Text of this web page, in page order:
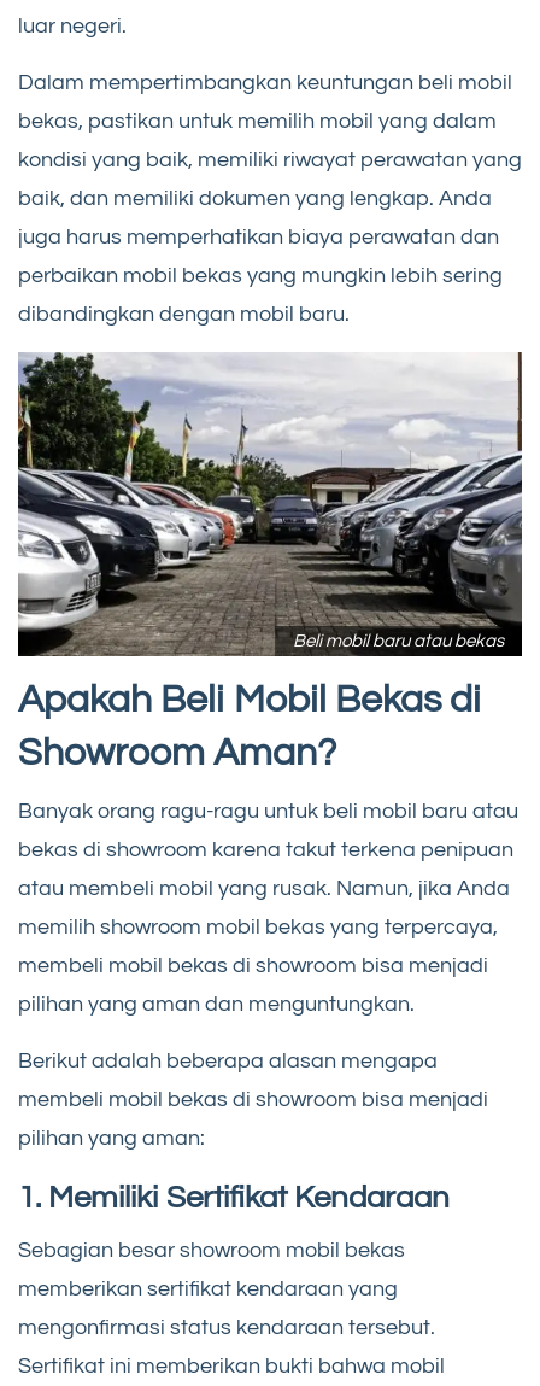
luar negeri.
Dalam mempertimbangkan keuntungan beli mobil
bekas, pastikan untuk memilih mobil yang dalam
kondisi yang baik, memiliki riwayat perawatan yang
baik, dan memiliki dokumen yang lengkap. Anda
juga harus memperhatikan biaya perawatan dan
perbaikan mobil bekas yang mungkin lebih sering
dibandingkan dengan mobil baru.
Beli mobil baru atau bekas
Apakah Beli Mobil Bekas di
Showroom Aman?
Banyak orang ragu-ragu untuk beli mobil baru atau
bekas di showroom karena takut terkena penipuan
atau membeli mobil yang rusak. Namun, jika Anda
memilih showroom mobil bekas yang terpercaya,
membeli mobil bekas di showroom bisa menjadi
pilihan yang aman dan menguntungkan.
Berikut adalah beberapa alasan mengapa
membeli mobil bekas di showroom bisa menjadi
pilihan yang aman:
1. Memiliki Sertifikat Kendaraan
Sebagian besar showroom mobil bekas
memberikan sertifikat kendaraan yang
mengonfirmasi status kendaraan tersebut.
Sertifikat ini memberikan bukti bahwa mobil